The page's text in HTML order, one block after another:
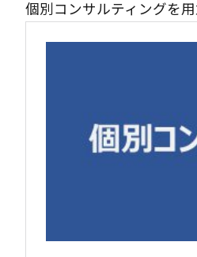
個別コンサルティングを用